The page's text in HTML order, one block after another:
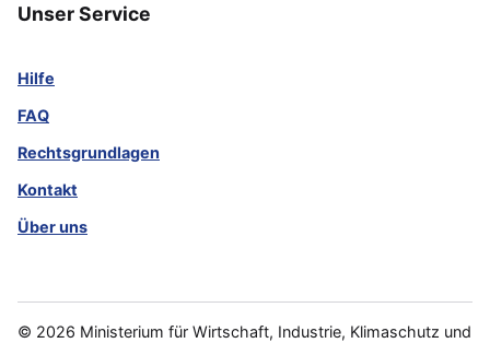
Unser Service
Hilfe
FAQ
Rechtsgrundlagen
Kontakt
Über uns
© 2026 Ministerium für Wirtschaft, Industrie, Klimaschutz und